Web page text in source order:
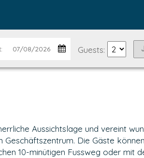
Guests:
Aussichtslage und vereint
Die Gäste können
10-minütigen Fussweg oder mit